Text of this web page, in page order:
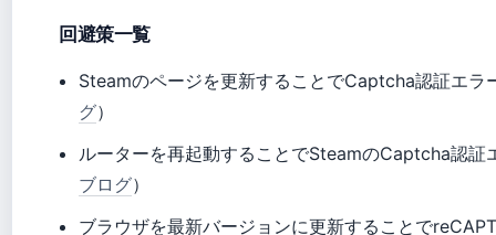
回避策一覧
Steamのページを更新することでCaptcha認証エラ
グ）
ルーターを再起動することでSteamのCaptcha認証
ブログ）
ブラウザを最新バージョンに更新することで